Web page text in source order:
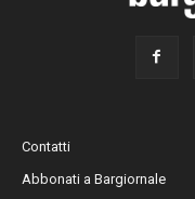
Contatti
Abbonati a Bargiornale